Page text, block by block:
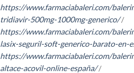
https://www.farmaciabaleri.com/
tridiavir-500mg-1000mg-generico//
https://www.farmaciabaleri.com/
lasix-seguril-soft-generico-barato-en-
https://www.farmaciabaleri.com/
altace-acovil-online-españa//